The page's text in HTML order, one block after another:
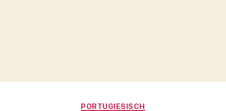
Categories
PORTUGIESISCH